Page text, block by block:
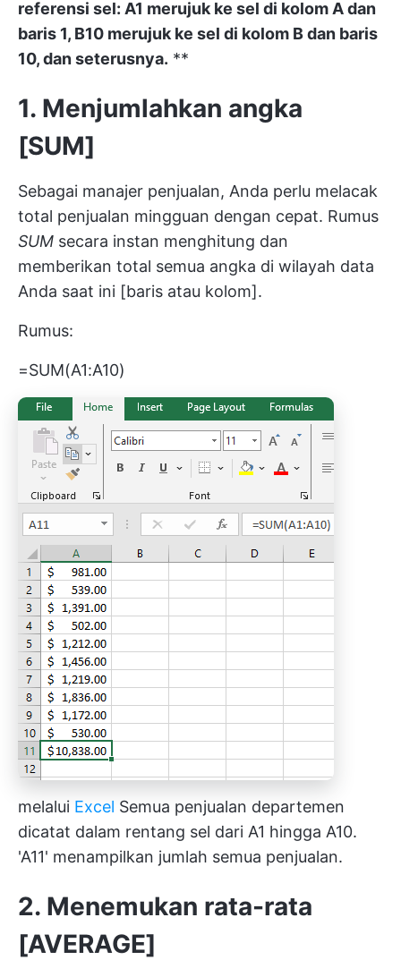
referensi sel: A1 merujuk ke sel di kolom A dan
baris 1, B10 merujuk ke sel di kolom B dan baris
10, dan seterusnya. **
1. Menjumlahkan angka
[SUM]
Sebagai manajer penjualan, Anda perlu melacak
total penjualan mingguan dengan cepat. Rumus
SUM secara instan menghitung dan
memberikan total semua angka di wilayah data
Anda saat ini [baris atau kolom].
Rumus:
=SUM(A1:A10)
melalui Excel Semua penjualan departemen
dicatat dalam rentang sel dari A1 hingga A10.
'A11' menampilkan jumlah semua penjualan.
2. Menemukan rata-rata
[AVERAGE]